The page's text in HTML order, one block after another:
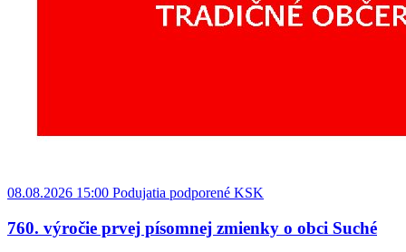
08.08.2026 15:00 Podujatia podporené KSK
760. výročie prvej písomnej zmienky o obci Suché